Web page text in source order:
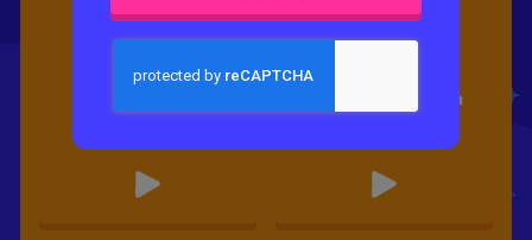
Spreekwoorden en
uitdrukkingen